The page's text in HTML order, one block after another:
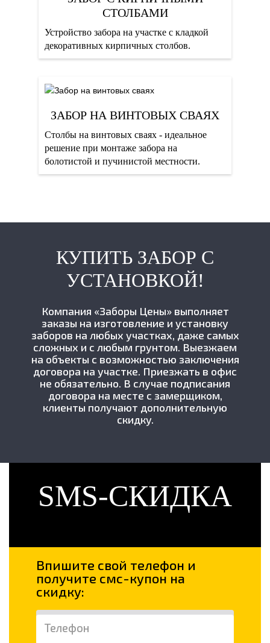
СТОЛБАМИ
Устройство забора на участке с кладкой
декоративных кирпичных столбов.
ЗАБОР НА ВИНТОВЫХ СВАЯХ
Столбы на винтовых сваях - идеальное
решение при монтаже забора на
болотистой и пучинистой местности.
КУПИТЬ ЗАБОР С
УСТАНОВКОЙ!
Компания «Заборы Цены» выполняет
заказы на изготовление и установку
заборов на любых участках, даже самых
сложных и с любым грунтом. Выезжаем
на объекты с возможностью заключения
договора на участке. Приезжать в офис
не обязательно. В случае подписания
договора на месте с замерщиком,
клиенты получают дополнительную
скидку.
SMS-СКИДКА
Впишите свой телефон и
получите смс-купон на
скидку: